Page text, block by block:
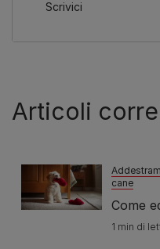
Scrivici
Articoli
cane
Come
1 min di